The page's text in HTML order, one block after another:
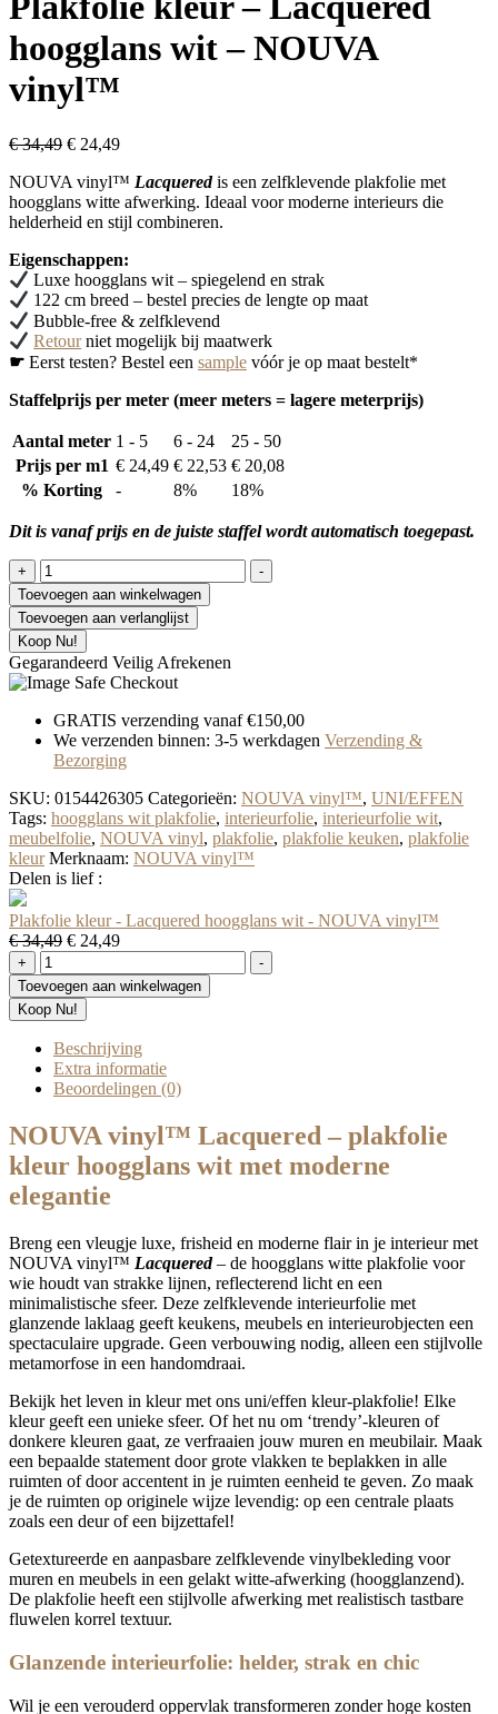
hoogglans wit – NOUVA
vinyl™
€34,49 Oorspronkelijke
was:
€ 34,49.
€ 24,49Huidige
is:
€ 24,49.
NOUVA vinyl™ Lacqueredis een zelfklevende plakfolie met
hoogglans witte afwerking. Ideaal voor moderne interieurs die
helderheid en stijl combineren.
Eigenschappen:
Luxe hoogglans wit – spiegelend en strak
122 cm breed – bestel precies de lengte op maat
Bubble-free & zelfklevend
Retourniet mogelijk bij maatwerk
☛ Eerst testen? Bestel een sample vóór je op maat bestelt*
Staffelprijs per meter (meer meters = lagere meterprijs)
Aantal meter 1 - 5 6 - 24
25 - 50
Prijs per m1 € 24,49 € 22,53 € 20,08
% Korting
- 8% 18%
Dit is vanaf prijs en de juiste staffel wordt automatisch toegepast.
+
Plakfolie
kleur
-
Lacquered
hoogglans
wit
-
vinyl™
hoeveelheid
-
Toevoegen aan winkelwagen
Toevoegen aan verlanglijst
Koop Nu!
Gegarandeerd Veilig Afrekenen
GRATIS verzending vanaf €150,00
We verzenden binnen: 3-5 werkdagen Verzending &
Bezorging
SKU: 0154426305 Categorieën: NOUVA vinyl™, UNI/EFFEN
Tags: hoogglans wit plakfolie, interieurfolie, interieurfolie wit,
meubelfolie, NOUVA vinyl, plakfolie, plakfolie keuken, plakfolie
kleur Merknaam: NOUVA vinyl™
Delen is lief :
Plakfolie kleur - Lacquered hoogglans wit - NOUVA vinyl™
€34,49 Oorspronkelijke
was:
€ 34,49.
€ 24,49Huidige
is:
€ 24,49.
+
Plakfolie
kleur
-
Lacquered
hoogglans
wit
NOUVA
hoeveelheid
-
Toevoegen aan winkelwagen
Koop Nu!
Beschrijving
Extra informatie
Beoordelingen (0)
NOUVA vinyl™ Lacquered –plakfolie
kleur hoogglans wit met moderne
elegantie
Breng een vleugje luxe, frisheid en moderne flair in je interieur met
NOUVA vinyl™ Lacquered– de hoogglans witte plakfolie voor
wie houdt van strakke lijnen, reflecterend licht en een
minimalistische sfeer. Deze zelfklevende interieurfolie met
glanzende laklaag geeft keukens, meubels en interieurobjecten een
spectaculaire upgrade. Geen verbouwing nodig, alleen een stijlvolle
metamorfose in een handomdraai.
Bekijk het leven in kleur met ons uni/effen kleur-plakfolie! Elke
kleur geeft een unieke sfeer. Of het nu om ‘trendy’-kleuren of
donkere kleuren gaat, ze verfraaien jouw muren en meubilair. Maak
een bepaalde statement door grote vlakken te beplakken in alle
ruimten of door accentent in je ruimten eenheid te geven. Zo maak
je de ruimten op originele wijze levendig: op een centrale plaats
zoals een deur of een bijzettafel!
Getextureerde en aanpasbare zelfklevende vinylbekleding voor
muren en meubels in een gelakt witte-afwerking (hoogglanzend).
De plakfolie heeft een stijlvolle afwerking met realistisch tastbare
fluwelen korrel textuur.
Glanzende interieurfolie: helder, strak en chic
Wil je een verouderd oppervlak transformeren zonder hoge kosten